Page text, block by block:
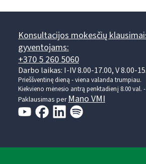
Konsultacijos mokesčių
gyventojams:
+370 5 260 5060
Darbo laikas: I-IV 8.00-17.00, V 8.00-
Prieššventinę dieną - viena valanda trumpiau.
Kiekvieno mėnesio antrą penktadienį 8.00 val. -
Paklausimas perMano VMI